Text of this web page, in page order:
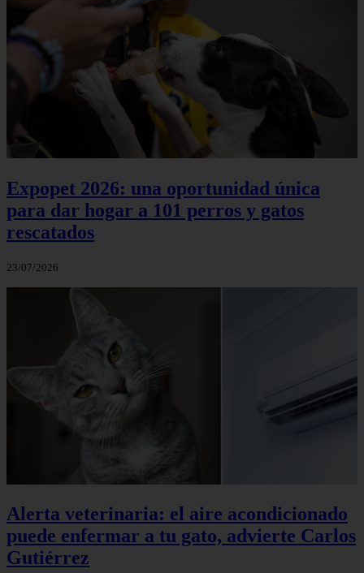
Expopet 2026: una oportunidad única
para dar hogar a 101 perros y gatos
rescatados
23/07/2026
Alerta veterinaria: el aire acondicionado
puede enfermar a tu gato, advierte Carlos
Gutiérrez